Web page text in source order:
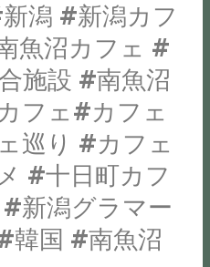
新潟 #新潟カフ
魚沼カフェ #
施設 #南魚沼
フェ#カフェ
巡り #カフェ
#十日町カフ
新潟グラマー
韓国 #南魚沼